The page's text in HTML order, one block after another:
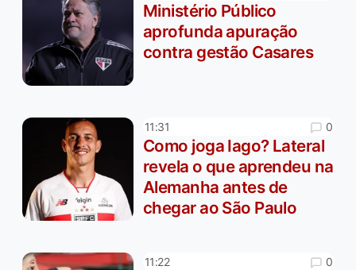
Ministério Público
aprofunda apuração
contra gestão Casares
11:31 0
Como joga Iago? Lateral
revela o que aprendeu na
Alemanha antes de
chegar ao São Paulo
11:22 0